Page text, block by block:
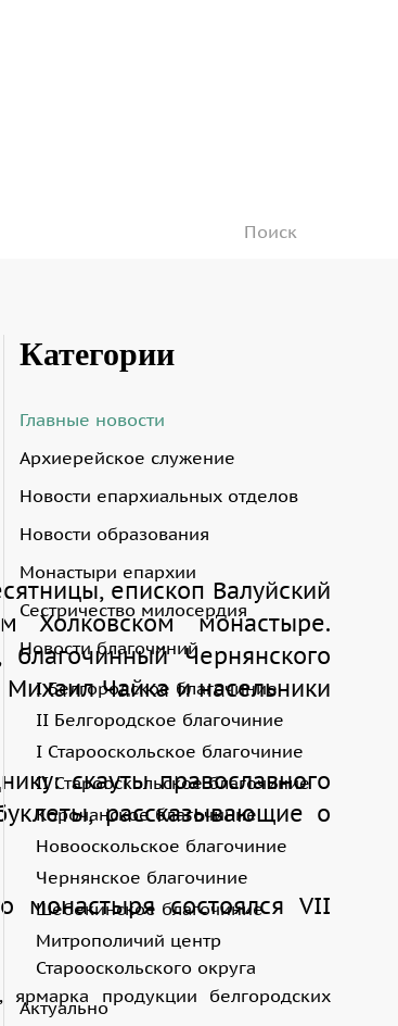
епископ Валуйский
Холковском монастыре.
Чернянского
Чайка и насельники
скауты православного
рассказывающие о
монастыря состоялся VII
продукции белгородских
Категории
Главные новости
Архиерейское служение
Новости епархиальных отделов
Новости образования
Монастыри епархии
Сестричество милосердия
Новости благочиний
I Белгородское благочиние
II Белгородское благочиние
I Старооскольское благочиние
II Старооскольское благочиние
Корочанское благочиние
Новооскольское благочиние
Чернянское благочиние
Шебекинское благочиние
Митрополичий центр
Старооскольского округа
Актуально